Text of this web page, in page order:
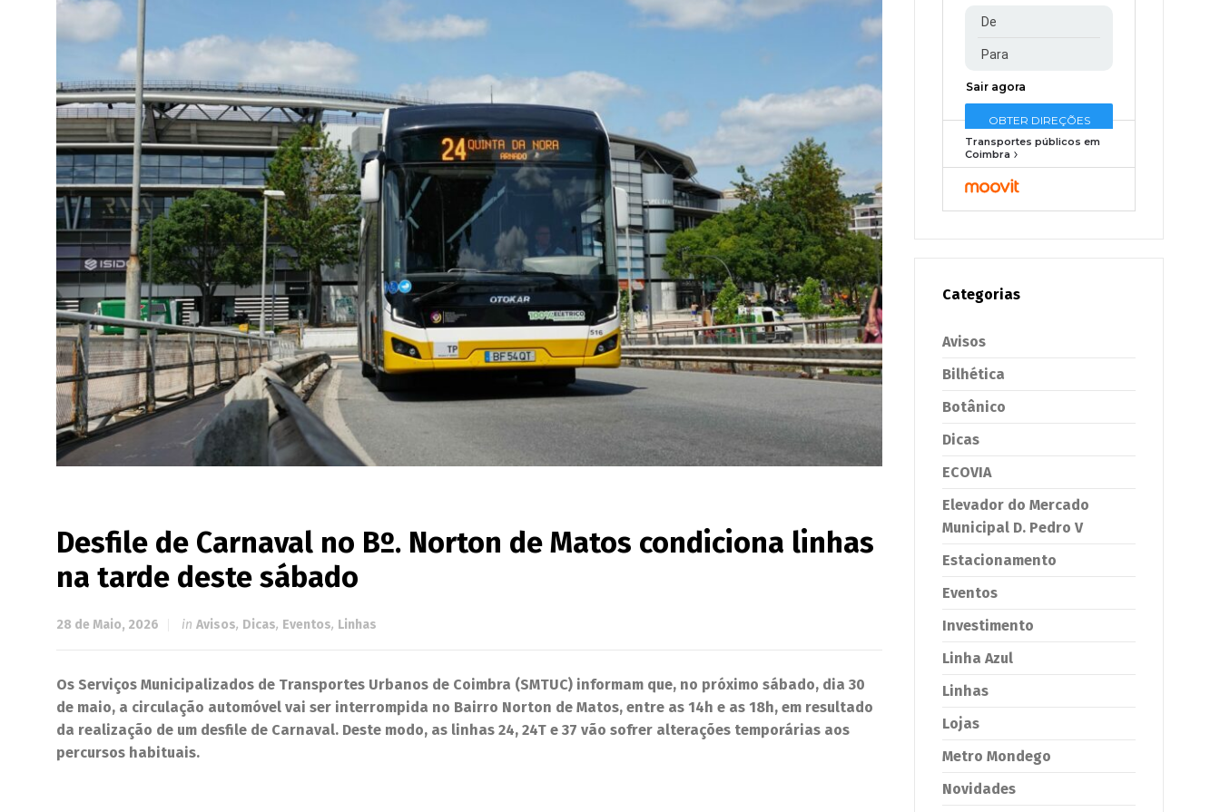
Desfile de Carnaval no Bº. Norton de Matos condiciona linhas
na tarde deste sábado
28 de Maio, 2026 in Avisos, Dicas, Eventos, Linhas
Os Serviços Municipalizados de Transportes Urbanos de Coimbra (SMTUC) informam que, no próximo sábado, dia 30
de maio, a circulação automóvel vai ser interrompida no Bairro Norton de Matos, entre as 14h e as 18h, em resultado
da realização de um desfile de Carnaval. Deste modo, as linhas 24, 24T e 37 vão sofrer alterações temporárias aos
percursos habituais.
Transportes públicos em
Coimbra
Categorias
Avisos
Bilhética
Botânico
Dicas
ECOVIA
Elevador do Mercado
Municipal D. Pedro V
Estacionamento
Eventos
Investimento
Linha Azul
Linhas
Lojas
Metro Mondego
Novidades